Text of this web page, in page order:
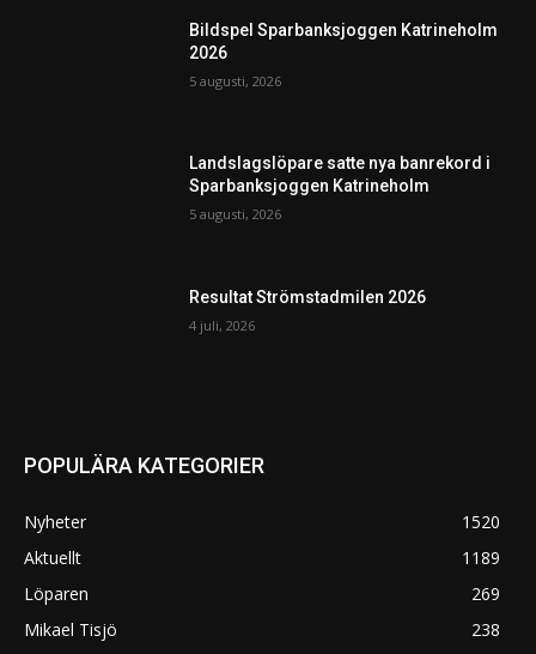
Bildspel Sparbanksjoggen Katrineholm
2026
5 augusti, 2026
Landslagslöpare satte nya banrekord i
Sparbanksjoggen Katrineholm
5 augusti, 2026
Resultat Strömstadmilen 2026
4 juli, 2026
POPULÄRA KATEGORIER
Nyheter
1520
Aktuellt
1189
Löparen
269
Mikael Tisjö
238